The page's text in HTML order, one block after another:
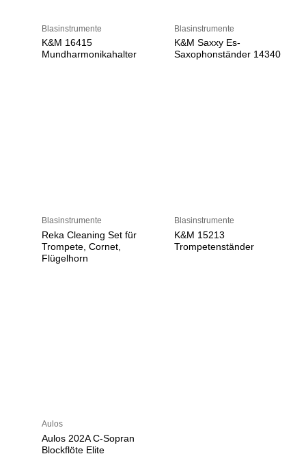
Blasinstrumente
K&M 16415
Mundharmonikahalter
Blasinstrumente
K&M Saxxy Es-
Saxophonständer 14340
Blasinstrumente
Reka Cleaning Set für
Trompete, Cornet,
Flügelhorn
Blasinstrumente
K&M 15213
Trompetenständer
Aulos
Aulos 202A C-Sopran
Blockflöte Elite